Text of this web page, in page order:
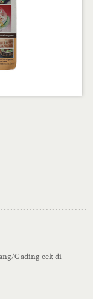
Gading cek di